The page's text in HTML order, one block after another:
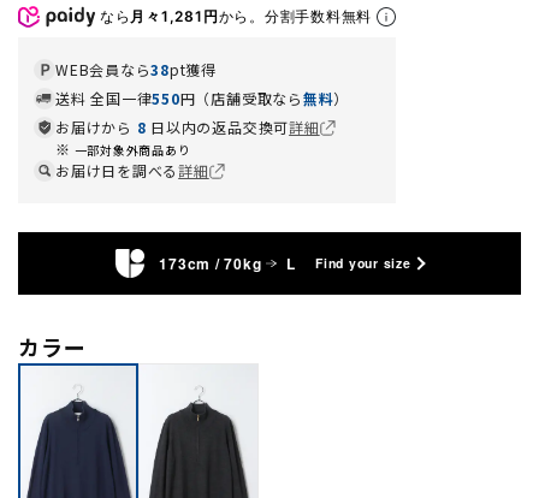
なら 月々1,281円から。分割手数料無料
WEB会員なら38pt獲得
送料 全国一律550円（店舗受取なら無料）
お届けから 8 日以内の返品交換可詳細
一部対象外商品あり
お届け日を調べる詳細
173cm / 70kg L Find your size
カラー